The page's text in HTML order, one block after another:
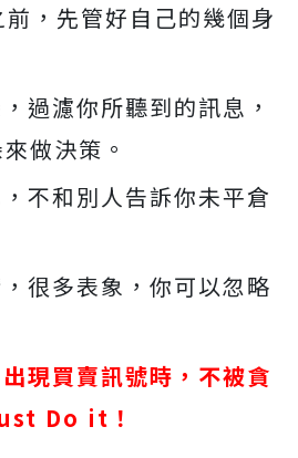
，先管好自己的幾個身
過濾你所聽到的訊息，
做決策。
不和別人告訴你未平倉
很多表象，你可以忽略
現買賣訊號時，不被貪
Do it ！